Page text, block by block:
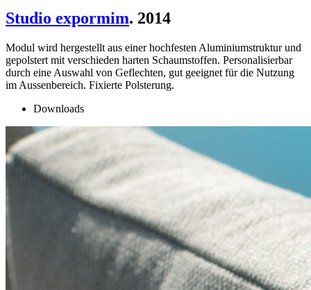
Studio expormim. 2014
Modul wird hergestellt aus einer hochfesten Aluminiumstruktur und
gepolstert mit verschieden harten Schaumstoffen. Personalisierbar
durch eine Auswahl von Geflechten, gut geeignet für die Nutzung
im Aussenbereich. Fixierte Polsterung.
Downloads